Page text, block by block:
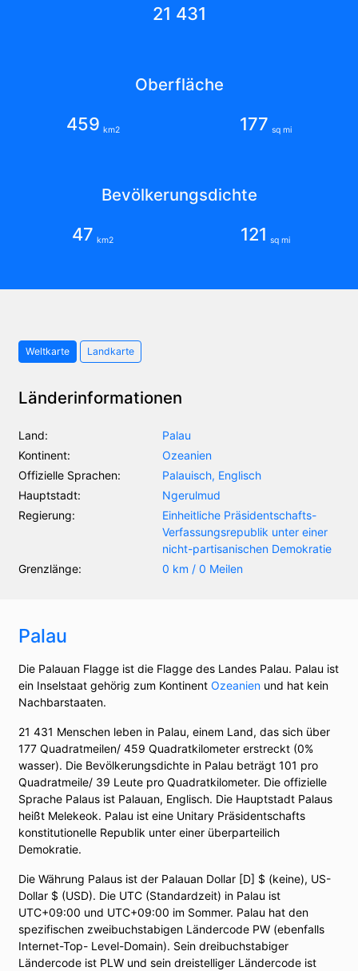
21 431
Oberfläche
459 km2 177 sq mi
Bevölkerungsdichte
47 km2 121 sq mi
Weltkarte Landkarte
Länderinformationen
Land:
Palau
Kontinent:
Ozeanien
Offizielle Sprachen:
Palauisch, Englisch
Hauptstadt:
Ngerulmud
Regierung:
Einheitliche Präsidentschafts-
Verfassungsrepublik unter einer
nicht-partisanischen Demokratie
Grenzlänge:
0 km / 0 Meilen
Palau
Die Palauan Flagge ist die Flagge des Landes Palau. Palau ist
ein Inselstaat gehörig zum Kontinent Ozeanien und hat kein
Nachbarstaaten.
21 431 Menschen leben in Palau, einem Land, das sich über
177 Quadratmeilen/ 459 Quadratkilometer erstreckt (0%
wasser). Die Bevölkerungsdichte in Palau beträgt 101 pro
Quadratmeile/ 39 Leute pro Quadratkilometer. Die offizielle
Sprache Palaus ist Palauan, Englisch. Die Hauptstadt Palaus
heißt Melekeok. Palau ist eine Unitary Präsidentschafts
konstitutionelle Republik unter einer überparteilich
Demokratie.
Die Währung Palaus ist der Palauan Dollar [D] $ (keine), US-
Dollar $ (USD). Die UTC (Standardzeit) in Palau ist
UTC+09:00 und UTC+09:00 im Sommer. Palau hat den
spezifischen zweibuchstabigen Ländercode PW (ebenfalls
Internet-Top- Level-Domain). Sein dreibuchstabiger
Ländercode ist PLW und sein dreistelliger Ländercode ist